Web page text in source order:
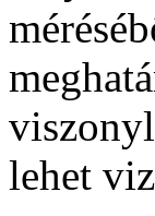
lehet